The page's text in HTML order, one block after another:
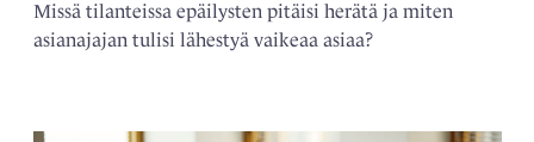
Missä tilanteissa epäilysten pitäisi herätä ja miten
asianajajan tulisi lähestyä vaikeaa asiaa?